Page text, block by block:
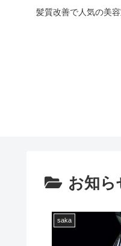
髪質改善で人気の美
お知ら
saka